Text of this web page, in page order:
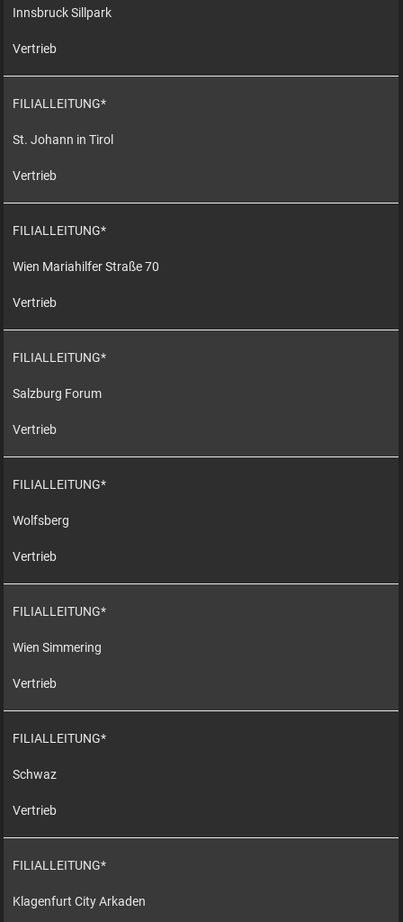
Innsbruck Sillpark
Vertrieb
FILIALLEITUNG*
St. Johann in Tirol
Vertrieb
FILIALLEITUNG*
Wien Mariahilfer Straße 70
Vertrieb
FILIALLEITUNG*
Salzburg Forum
Vertrieb
FILIALLEITUNG*
Wolfsberg
Vertrieb
FILIALLEITUNG*
Wien Simmering
Vertrieb
FILIALLEITUNG*
Schwaz
Vertrieb
FILIALLEITUNG*
Klagenfurt City Arkaden